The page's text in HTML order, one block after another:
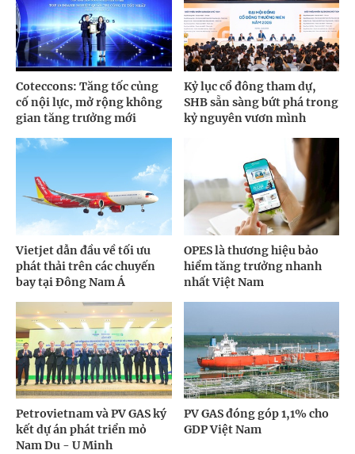
Coteccons: Tăng tốc củng
cố nội lực, mở rộng không
gian tăng trưởng mới
Kỷ lục cổ đông tham dự,
SHB sẵn sàng bứt phá trong
kỷ nguyên vươn mình
Vietjet dẫn đầu về tối ưu
phát thải trên các chuyến
bay tại Đông Nam Á
OPES là thương hiệu bảo
hiểm tăng trưởng nhanh
nhất Việt Nam
Petrovietnam và PV GAS ký
kết dự án phát triển mỏ
Nam Du - U Minh
PV GAS đóng góp 1,1% cho
GDP Việt Nam